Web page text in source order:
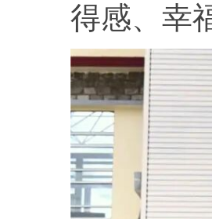
得感、幸